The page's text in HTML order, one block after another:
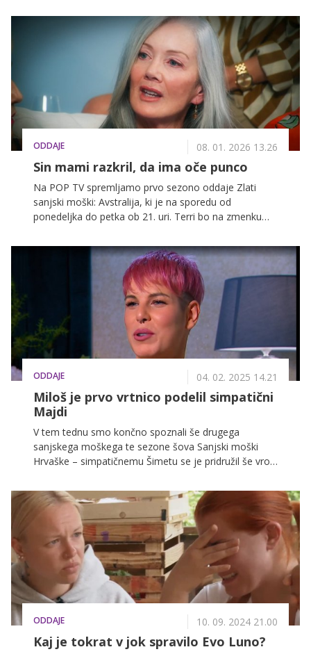
V tem času bo Sunny zbrala pogum in Bearu končno
razkrila, da je zaljubljena vanj.
ODDAJE 08. 01. 2026 13.26
Sin mami razkril, da ima oče punco
Na POP TV spremljamo prvo sezono oddaje Zlati
sanjski moški: Avstralija, ki je na sporedu od
ponedeljka do petka ob 21. uri. Terri bo na zmenku
dve tekmovalki poslovili iz tekmovanja za Bearovo
ODDAJE 04. 02. 2025 14.21
Miloš je prvo vrtnico podelil simpatični
Majdi
V tem tednu smo končno spoznali še drugega
sanjskega moškega te sezone šova Sanjski moški
Hrvaške – simpatičnemu Šimetu se je pridružil še vroči
prihodom zmešal glavo.
ODDAJE 10. 09. 2024 21.00
Kaj je tokrat v jok spravilo Evo Luno?